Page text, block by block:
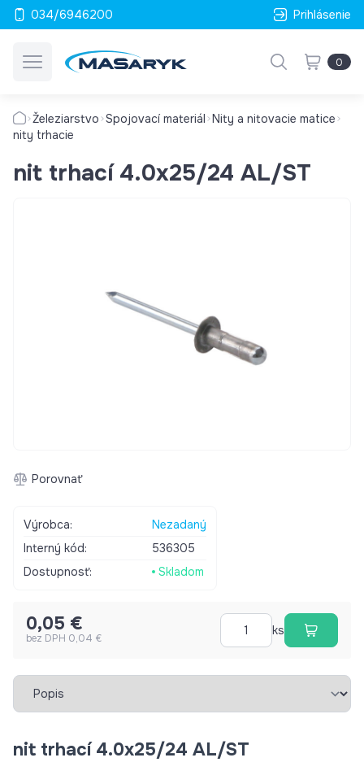
034/6946200 Prihlásenie
0
Železiarstvo Spojovací materiál Nity a nitovacie matice
nity trhacie
nit trhací 4.0x25/24 AL/ST
Porovnať
Výrobca:
Nezadaný
Interný kód:
536305
Dostupnosť:
Skladom
0,05 €
bez DPH 0,04 €
ks
Vybrať záložku
nit trhací 4.0x25/24 AL/ST